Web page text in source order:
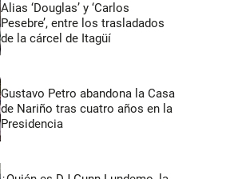
Alias ‘Douglas’ y ‘Carlos
Pesebre’, entre los trasladados
de la cárcel de Itagüí
Gustavo Petro abandona la Casa
de Nariño tras cuatro años en la
Presidencia